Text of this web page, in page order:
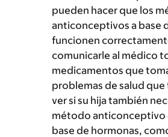
pueden hacer que los
anticonceptivos a base
funcionen
comunicarle al médico
medicamentos que
problemas de salud
ver si su hija también
método anticonceptivo
base de hormonas,